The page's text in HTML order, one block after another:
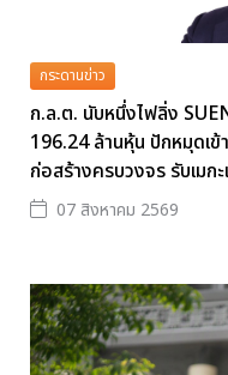
กระดานข่าว
ก.ล.ต. นับหนึ่งไฟลิ่ง
196.24 ล้านหุ้น ปักหมุดเ
ก่อสร้างครบวงจร รับเมกะ
07 สิงหาคม 2569